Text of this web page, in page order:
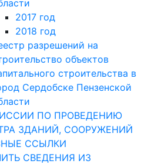
2017 год
2018 год
разрешений на
объектов
строительства в
Сердобске Пензенской
ПО ПРОВЕДЕНИЮ
ЗДАНИЙ, СООРУЖЕНИЙ
ССЫЛКИ
СВЕДЕНИЯ ИЗ